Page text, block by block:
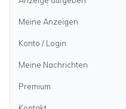
Meine Anzeigen
Konto / Login
Meine Nachrichten
Premium